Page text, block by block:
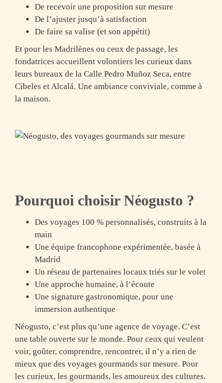
De recevoir une proposition sur mesure
De l’ajuster jusqu’à satisfaction
De faire sa valise (et son appétit)
Et pour les Madrilènes ou ceux de passage, les
fondatrices accueillent volontiers les curieux dans
leurs bureaux de la Calle Pedro Muñoz Seca, entre
Cibeles et Alcalá. Une ambiance conviviale, comme à
la maison.
Pourquoi choisir Néogusto ?
Des voyages 100 % personnalisés, construits à la
main
Une équipe francophone expérimentée, basée à
Madrid
Un réseau de partenaires locaux triés sur le volet
Une approche humaine, à l’écoute
Une signature gastronomique, pour une
immersion authentique
Néogusto, c’est plus qu’une agence de voyage. C’est
une table ouverte sur le monde. Pour ceux qui veulent
voir, goûter, comprendre, rencontrer, il n’y a rien de
mieux que des voyages gourmands sur mesure. Pour
les curieux, les gourmands, les amoureux des cultures.